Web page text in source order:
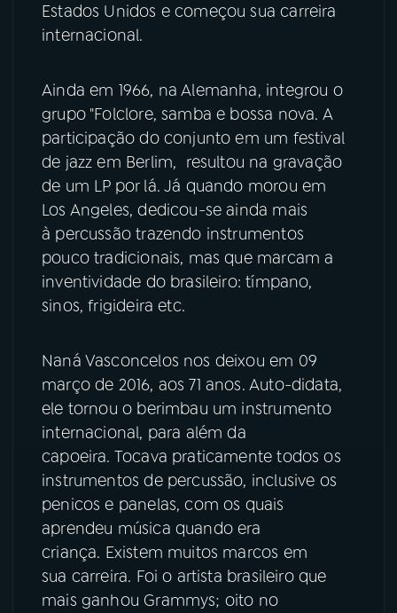
Estados Unidos e começou sua carreira
internacional.
Ainda em 1966, na Alemanha, integrou o
grupo "Folclore, samba e bossa nova. A
participação do conjunto em um festival
de jazz em Berlim, resultou na gravação
de um LP por lá. Já quando morou em
Los Angeles, dedicou-se ainda mais
à percussão trazendo instrumentos
pouco tradicionais, mas que marcam a
inventividade do brasileiro: tímpano,
sinos, frigideira etc.
Naná Vasconcelos nos deixou em 09
março de 2016, aos 71 anos. Auto-didata,
ele tornou o berimbau um instrumento
internacional, para além da
capoeira. Tocava praticamente todos os
instrumentos de percussão, inclusive os
penicos e panelas, com os quais
aprendeu música quando era
criança. Existem muitos marcos em
sua carreira. Foi o artista brasileiro que
mais ganhou Grammys; oito no